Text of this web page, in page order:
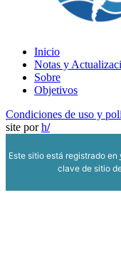
Inicio
Notas y
Sobre
Objetivos
Condiciones de uso y
site por h/
Este sitio está registrado en
clave de sitio